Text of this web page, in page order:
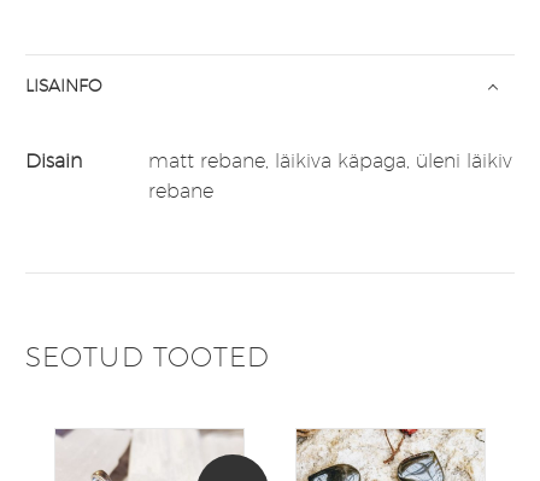
LISAINFO
Disain
matt rebane, läikiva käpaga, üleni läikiv
rebane
SEOTUD TOOTED